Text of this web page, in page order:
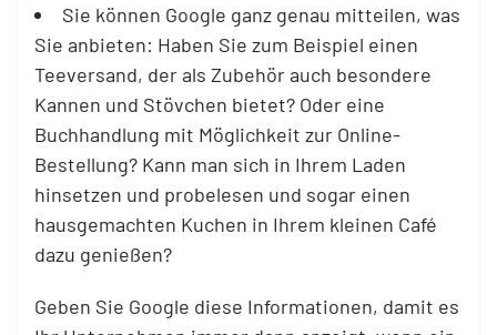
Sie können Google ganz genau mitteilen, was
Sie anbieten: Haben Sie zum Beispiel einen
Teeversand, der als Zubehör auch besondere
Kannen und Stövchen bietet? Oder eine
Buchhandlung mit Möglichkeit zur Online-
Bestellung? Kann man sich in Ihrem Laden
hinsetzen und probelesen und sogar einen
hausgemachten Kuchen in Ihrem kleinen Café
dazu genießen?
Geben Sie Google diese Informationen, damit es